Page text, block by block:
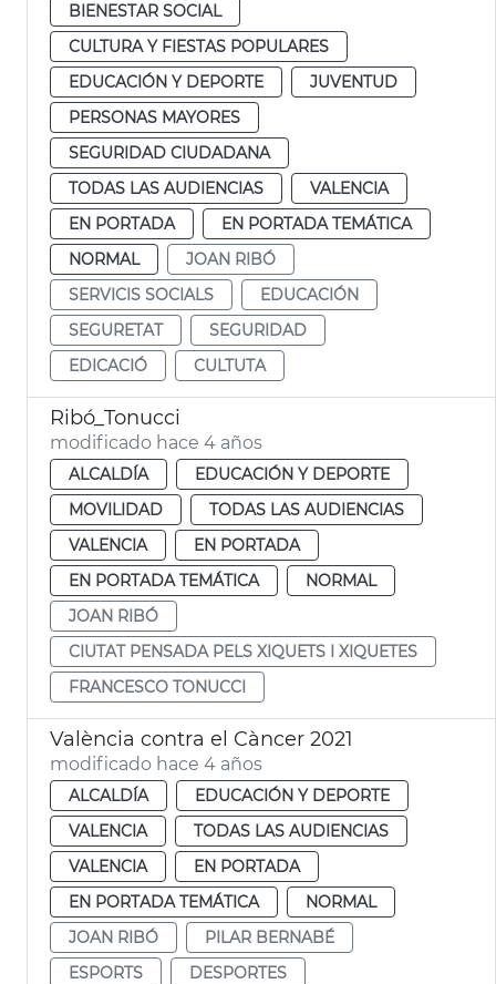
BIENESTAR SOCIAL
CULTURA Y FIESTAS POPULARES
EDUCACIÓN Y DEPORTE
JUVENTUD
PERSONAS MAYORES
SEGURIDAD CIUDADANA
TODAS LAS AUDIENCIAS
VALENCIA
EN PORTADA
EN PORTADA TEMÁTICA
NORMAL
JOAN RIBÓ
SERVICIS SOCIALS
EDUCACIÓN
SEGURETAT
SEGURIDAD
EDICACIÓ
CULTUTA
Ribó_Tonucci
modificado hace 4 años
ALCALDÍA
EDUCACIÓN Y DEPORTE
MOVILIDAD
TODAS LAS AUDIENCIAS
VALENCIA
EN PORTADA
EN PORTADA TEMÁTICA
NORMAL
JOAN RIBÓ
CIUTAT PENSADA PELS XIQUETS I XIQUETES
FRANCESCO TONUCCI
València contra el Càncer 2021
modificado hace 4 años
ALCALDÍA
EDUCACIÓN Y DEPORTE
VALENCIA
TODAS LAS AUDIENCIAS
VALENCIA
EN PORTADA
EN PORTADA TEMÁTICA
NORMAL
JOAN RIBÓ
PILAR BERNABÉ
ESPORTS
DESPORTES